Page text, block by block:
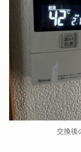
交換後